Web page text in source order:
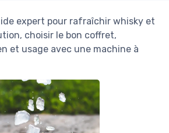
expert pour rafraîchir whisky et
choisir le bon coffret,
et usage avec une machine à